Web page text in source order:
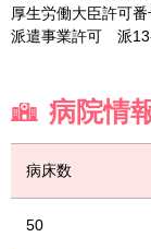
厚生労働大臣許可
派遣事業許可 派
病院情
病床数
50